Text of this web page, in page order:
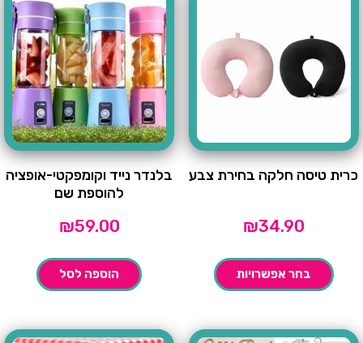
כרית טיסה חלקה בחירת צבע
₪34.90
בחר אפשרויות
בלנדר נייד וקומפקטי-אופציה
להוספת שם
₪59.00
הוספה לסל